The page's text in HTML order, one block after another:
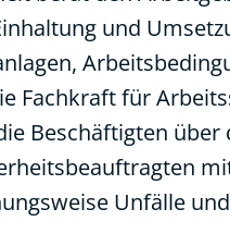
und
Fachkraft für
Beschäftigten
Unfälle